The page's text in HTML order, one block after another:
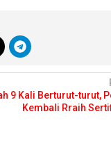
9 Kali Berturut-turut,
Kembali Rraih